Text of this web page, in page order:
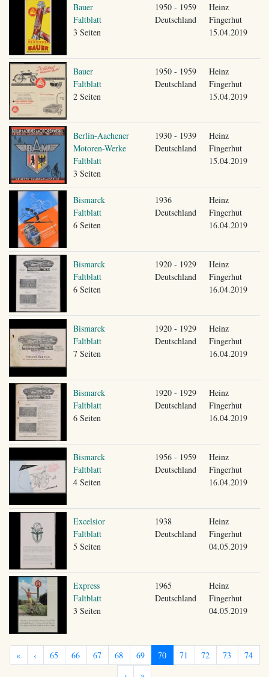
Bauer
Faltblatt
3 Seiten
1950 - 1959
Deutschland
Heinz
Fingerhut
15.04.2019
Bauer
Faltblatt
2 Seiten
1950 - 1959
Deutschland
Heinz
Fingerhut
15.04.2019
Berlin-Aachener
Motoren-Werke
Faltblatt
3 Seiten
1930 - 1939
Deutschland
Heinz
Fingerhut
15.04.2019
Bismarck
Faltblatt
6 Seiten
1936
Deutschland
Heinz
Fingerhut
16.04.2019
Bismarck
Faltblatt
6 Seiten
1920 - 1929
Deutschland
Heinz
Fingerhut
16.04.2019
Bismarck
Faltblatt
7 Seiten
1920 - 1929
Deutschland
Heinz
Fingerhut
16.04.2019
Bismarck
Faltblatt
6 Seiten
1920 - 1929
Deutschland
Heinz
Fingerhut
16.04.2019
Bismarck
Faltblatt
4 Seiten
1956 - 1959
Deutschland
Heinz
Fingerhut
16.04.2019
Excelsior
Faltblatt
5 Seiten
1938
Deutschland
Heinz
Fingerhut
04.05.2019
Express
Faltblatt
3 Seiten
1965
Deutschland
Heinz
Fingerhut
04.05.2019
« ‹ 65 66 67 68 69 70 71 72 73
74
›
»